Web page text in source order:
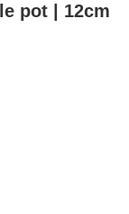
pot | 12cm